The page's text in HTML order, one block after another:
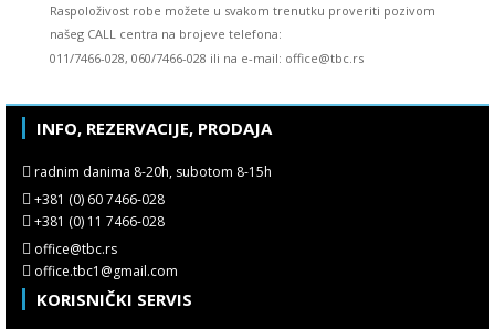
Raspoloživost robe možete u svakom trenutku proveriti pozivom
našeg CALL centra na brojeve telefona:
011/7466-028, 060/7466-028 ili na e-mail: office@tbc.rs
INFO, REZERVACIJE, PRODAJA
radnim danima 8-20h, subotom 8-15h
+381 (0) 60 7466-028
+381 (0) 11 7466-028
office@tbc.rs
office.tbc1@gmail.com
KORISNIČKI SERVIS